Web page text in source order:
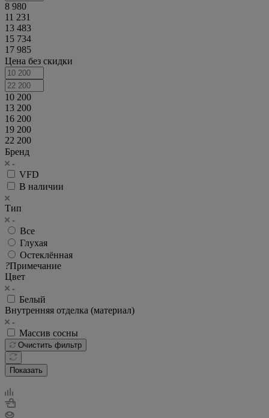
8 980
11 231
13 483
15 734
17 985
Цена без скидки
10 200
13 200
16 200
19 200
22 200
Бренд
VFD
В наличии
Тип
Все
Глухая
Остеклённая
?Примечание
Цвет
Белый
Внутренняя отделка (материал)
Массив сосны
Очистить фильтр
Показать